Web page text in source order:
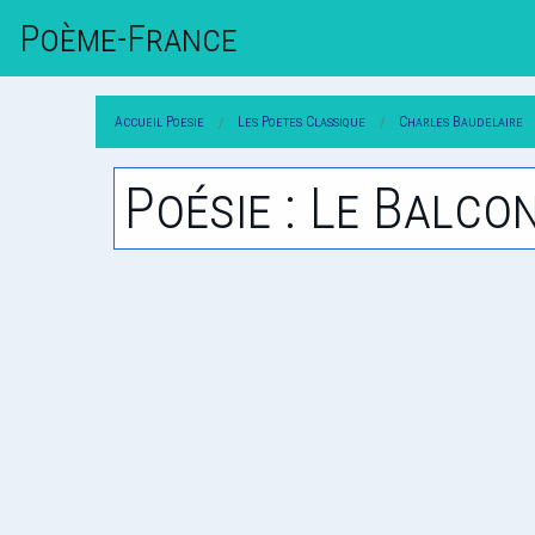
Poème-FrAnce
Accueil Poesie Les Poetes Classique Charles Baudelaire
Poésie : Le